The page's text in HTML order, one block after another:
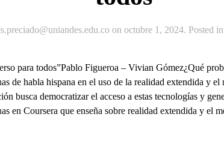
on octubre 1, 2024. Posted in
para todos”Pablo Figueroa – Vivian Gómez¿Qué
de habla hispana en el uso de la realidad extendida y
busca democratizar el acceso a estas tecnologías y
en Coursera que enseña sobre realidad extendida y el